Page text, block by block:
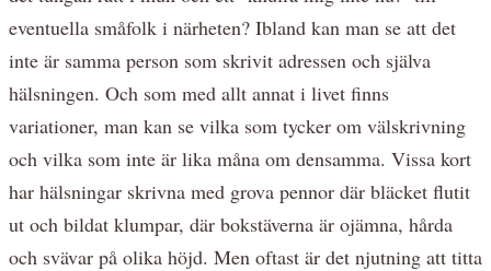
eventuella småfolk i närheten? Ibland kan man se att det
inte är samma person som skrivit adressen och själva
hälsningen. Och som med allt annat i livet finns
variationer, man kan se vilka som tycker om välskrivning
och vilka som inte är lika måna om densamma. Vissa kort
har hälsningar skrivna med grova pennor där bläcket flutit
ut och bildat klumpar, där bokstäverna är ojämna, hårda
och svävar på olika höjd. Men oftast är det njutning att titta